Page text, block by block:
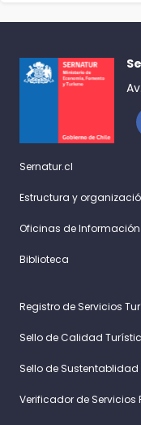
Sernatur.cl
Estructura y
Oficinas de Información
Biblioteca
Registro de Servicios
Sello de Calidad
Sello de
Verificador de Servicios